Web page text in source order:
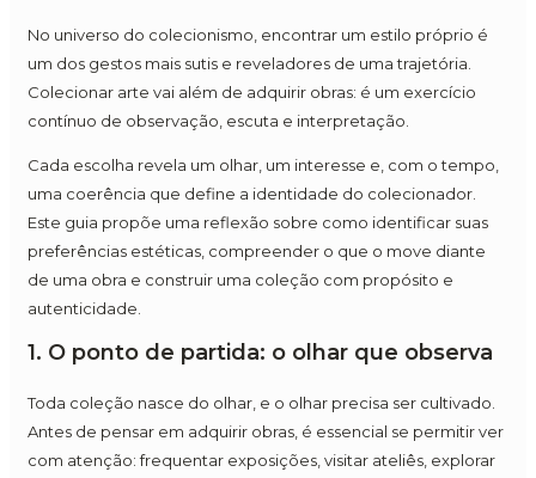
No universo do colecionismo, encontrar um estilo próprio é
um dos gestos mais sutis e reveladores de uma trajetória.
Colecionar arte vai além de adquirir obras: é um exercício
contínuo de observação, escuta e interpretação.
Cada escolha revela um olhar, um interesse e, com o tempo,
uma coerência que define a identidade do colecionador.
Este guia propõe uma reflexão sobre como identificar suas
preferências estéticas, compreender o que o move diante
de uma obra e construir uma coleção com propósito e
autenticidade.
1. O ponto de partida: o olhar que observa
Toda coleção nasce do olhar, e o olhar precisa ser cultivado.
Antes de pensar em adquirir obras, é essencial se permitir ver
com atenção: frequentar exposições, visitar ateliês, explorar